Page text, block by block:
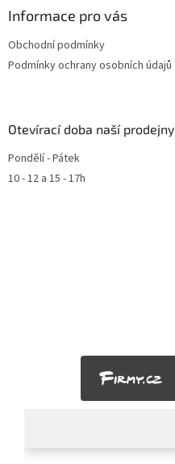
Informace pro vás
Obchodní podmínky
Podmínky ochrany osobních údajů
Otevírací doba naší prodejny
Pondělí - Pátek
10 - 12 a 15 - 17h